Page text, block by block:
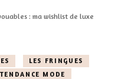
: ma wishlist de luxe
LES FRINGUES
TENDANCE MODE